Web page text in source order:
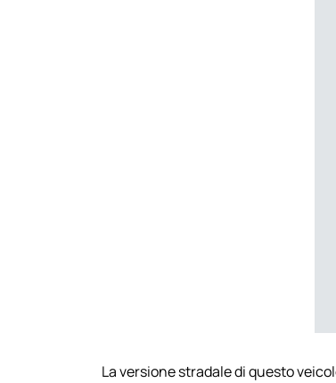
La versione stradale di questo